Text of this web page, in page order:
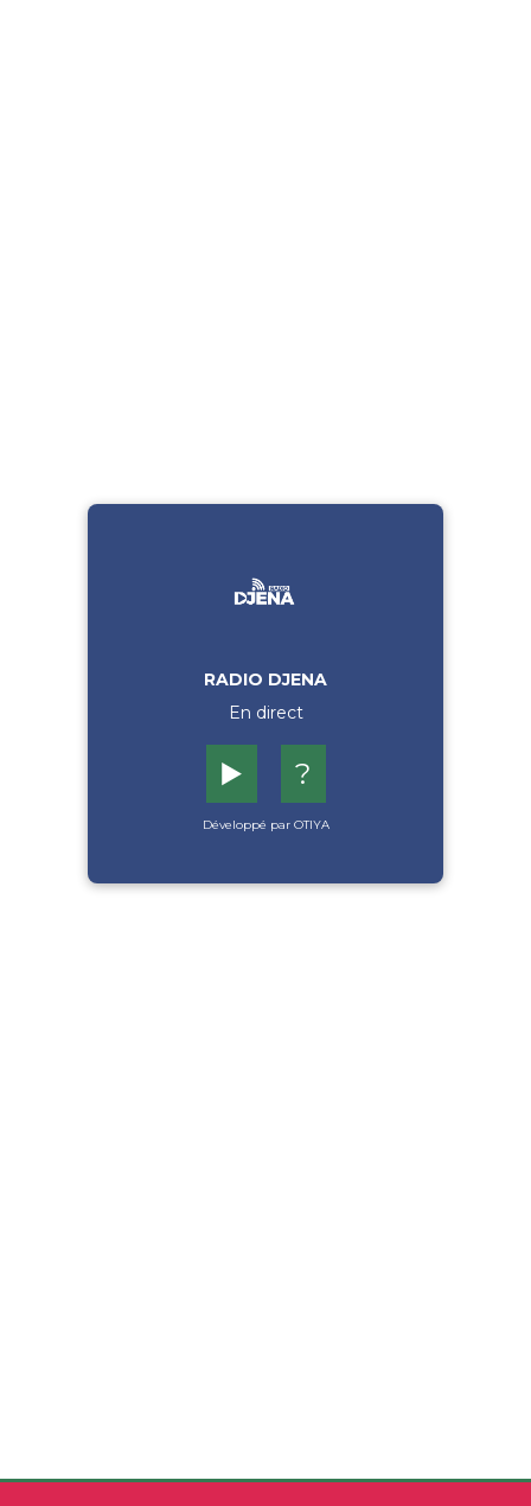
RADIO DJENA
En direct
▶️ ?
Développé par OTIYA